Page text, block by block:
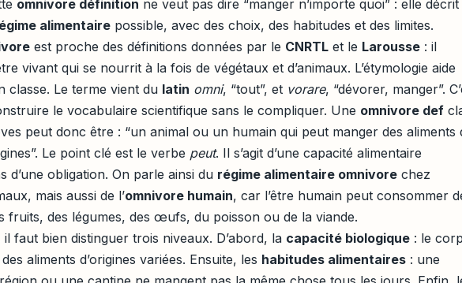
omnivore définition ne veut pas dire “manger n’importe quoi” : elle décrit
alimentaire possible, avec des choix, des habitudes et des limites.
est proche des définitions données par le CNRTL et le Larousse : il
vivant qui se nourrit à la fois de végétaux et d’animaux. L’étymologie aide
classe. Le terme vient du latin omni, “tout”, et vorare, “dévorer, manger”.
le vocabulaire scientifique sans le compliquer. Une omnivore def
peut donc être : “un animal ou un humain qui peut manger des aliments
Le point clé est le verbe peut. Il s’agit d’une capacité alimentaire
d’une obligation. On parle ainsi du régime alimentaire omnivore chez
mais aussi de l’omnivore humain, car l’être humain peut consommer
fruits, des légumes, des œufs, du poisson ou de la viande.
il faut bien distinguer trois niveaux. D’abord, la capacité biologique : le
aliments d’origines variées. Ensuite, les habitudes alimentaires : une